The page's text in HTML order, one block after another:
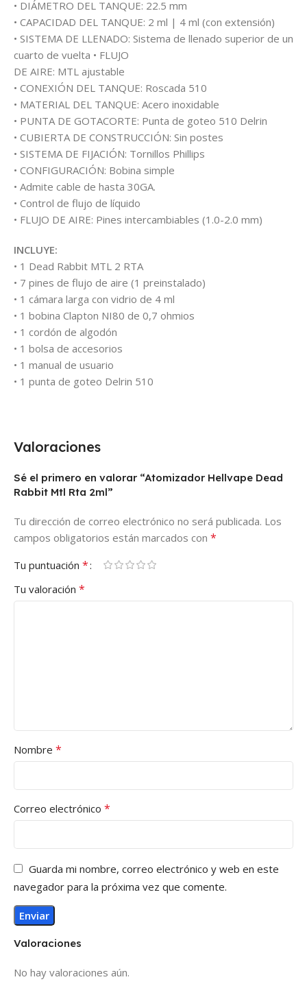
• DIÁMETRO DEL TANQUE: 22.5 mm
• CAPACIDAD DEL TANQUE: 2 ml | 4 ml (con extensión)
• SISTEMA DE LLENADO: Sistema de llenado superior de un
cuarto de vuelta • FLUJO
DE AIRE: MTL ajustable
• CONEXIÓN DEL TANQUE: Roscada 510
• MATERIAL DEL TANQUE: Acero inoxidable
• PUNTA DE GOTACORTE: Punta de goteo 510 Delrin
• CUBIERTA DE CONSTRUCCIÓN: Sin postes
• SISTEMA DE FIJACIÓN: Tornillos Phillips
• CONFIGURACIÓN: Bobina simple
• Admite cable de hasta 30GA.
• Control de flujo de líquido
• FLUJO DE AIRE: Pines intercambiables (1.0-2.0 mm)
INCLUYE:
• 1 Dead Rabbit MTL 2 RTA
• 7 pines de flujo de aire (1 preinstalado)
• 1 cámara larga con vidrio de 4 ml
• 1 bobina Clapton NI80 de 0,7 ohmios
• 1 cordón de algodón
• 1 bolsa de accesorios
• 1 manual de usuario
• 1 punta de goteo Delrin 510
Valoraciones
Valoraciones
No hay valoraciones aún.
Sé el primero en valorar “Atomizador Hellvape Dead
Rabbit Mtl Rta 2ml”
Tu dirección de correo electrónico no será publicada. Los
campos obligatorios están marcados con *
Tu puntuación *
Tu valoración *
Nombre *
Correo electrónico *
Guarda mi nombre, correo electrónico y web en este
navegador para la próxima vez que comente.